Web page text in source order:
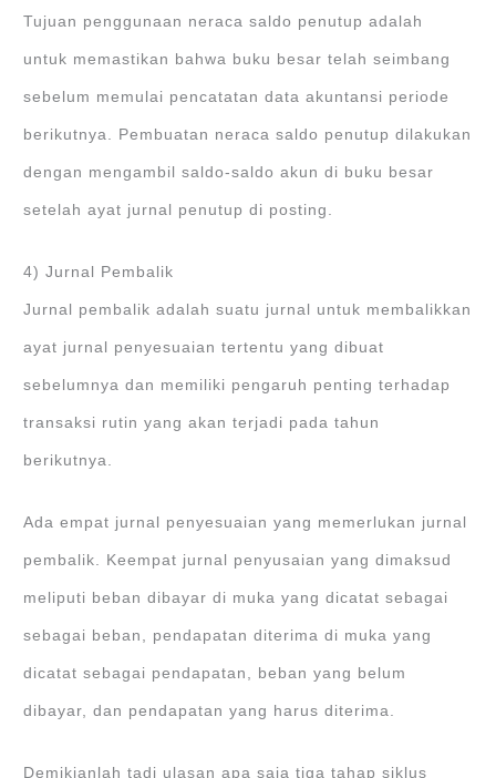
Tujuan penggunaan neraca saldo penutup adalah
untuk memastikan bahwa buku besar telah seimbang
sebelum memulai pencatatan data akuntansi periode
berikutnya. Pembuatan neraca saldo penutup dilakukan
dengan mengambil saldo-saldo akun di buku besar
setelah ayat jurnal penutup di posting.
4) Jurnal Pembalik
Jurnal pembalik adalah suatu jurnal untuk membalikkan
ayat jurnal penyesuaian tertentu yang dibuat
sebelumnya dan memiliki pengaruh penting terhadap
transaksi rutin yang akan terjadi pada tahun
berikutnya.
Ada empat jurnal penyesuaian yang memerlukan jurnal
pembalik. Keempat jurnal penyusaian yang dimaksud
meliputi beban dibayar di muka yang dicatat sebagai
sebagai beban, pendapatan diterima di muka yang
dicatat sebagai pendapatan, beban yang belum
dibayar, dan pendapatan yang harus diterima.
Demikianlah tadi ulasan apa saja tiga tahap siklus